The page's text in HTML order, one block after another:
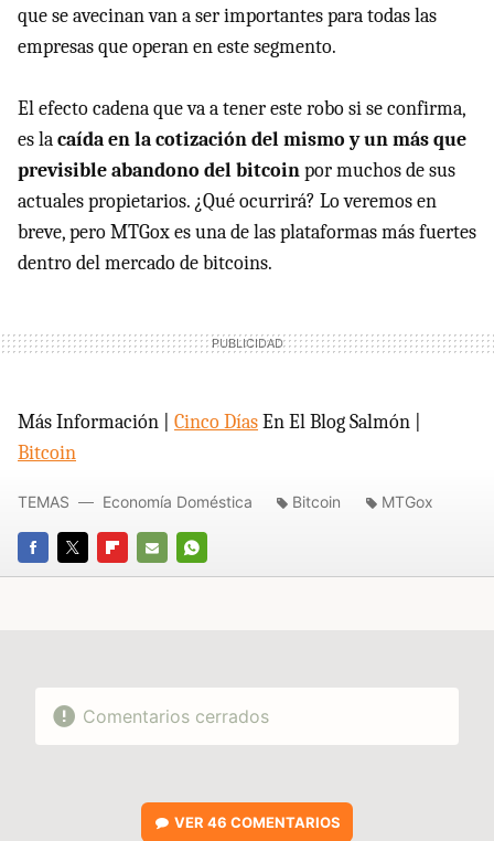
que se avecinan van a ser importantes para todas las
empresas que operan en este segmento.
El efecto cadena que va a tener este robo si se confirma,
es lacaída en la cotización del mismo y un más que
previsible abandono del bitcoinpor muchos de sus
actuales propietarios. ¿Qué ocurrirá? Lo veremos en
breve, pero MTGox es una de las plataformas más fuertes
dentro del mercado de bitcoins.
Más Información | Cinco DíasEn El Blog Salmón |
Bitcoin
FACEBOOK
TWITTERFLIPBOARD
E-
WHATSAPP
TEMAS Economía Doméstica Bitcoin MTGox
Comentarios cerrados
VER46 COMENTARIOS